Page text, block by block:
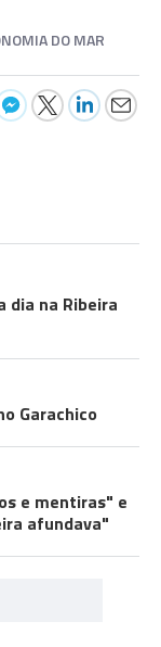
DO MAR
dia na Ribeira
Garachico
e mentiras" e
afundava"